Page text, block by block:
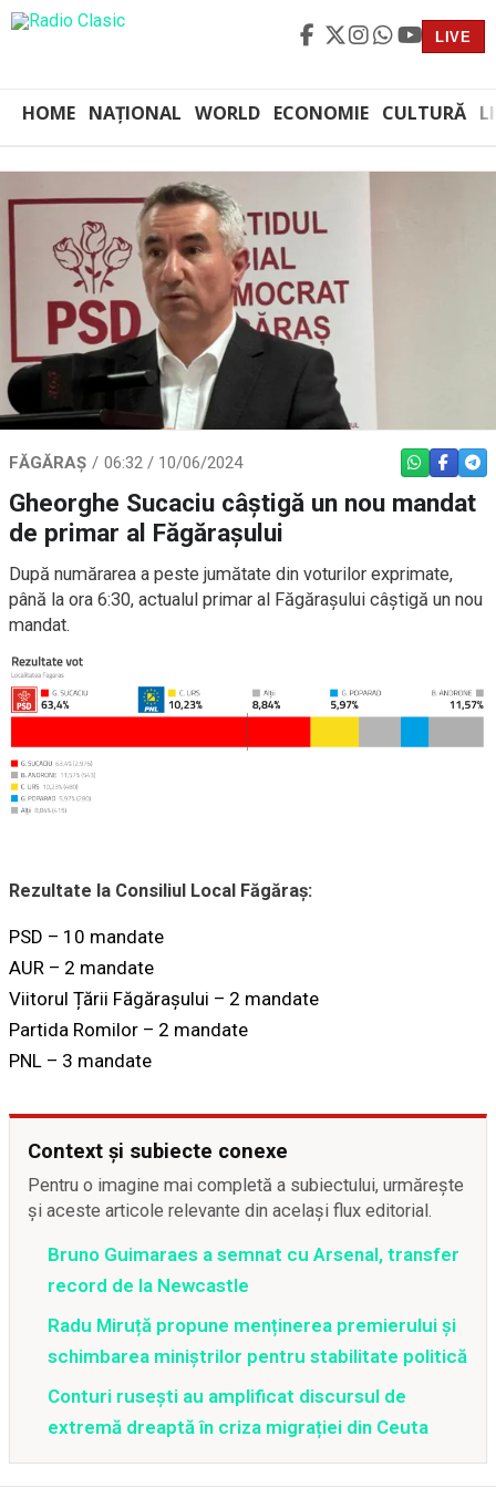
LIVE
HOME NAȚIONAL WORLD ECONOMIE CULTURĂ
FĂGĂRAȘ 06:32 / 10/06/2024 WHATSAPP
Gheorghe Sucaciu câștigă un nou mandat
de primar al Făgărașului
După numărarea a peste jumătate din voturilor exprimate,
până la ora 6:30, actualul primar al Făgărașului câștigă un nou
mandat.
Rezultate la Consiliul Local Făgăraș:
PSD – 10 mandate
AUR – 2 mandate
Viitorul Țării Făgărașului – 2 mandate
Partida Romilor – 2 mandate
PNL – 3 mandate
Context și subiecte conexe
Pentru o imagine mai completă a subiectului, urmărește
și aceste articole relevante din același flux editorial.
Bruno Guimaraes a semnat cu Arsenal, transfer
record de la Newcastle
Radu Miruță propune menținerea premierului și
schimbarea miniștrilor pentru stabilitate politică
Conturi rusești au amplificat discursul de
extremă dreaptă în criza migrației din Ceuta